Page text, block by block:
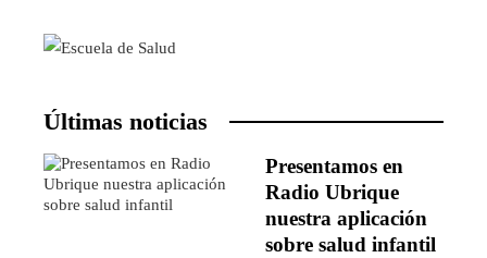
Últimas noticias
Presentamos en
Radio Ubrique
nuestra aplicación
sobre salud infantil